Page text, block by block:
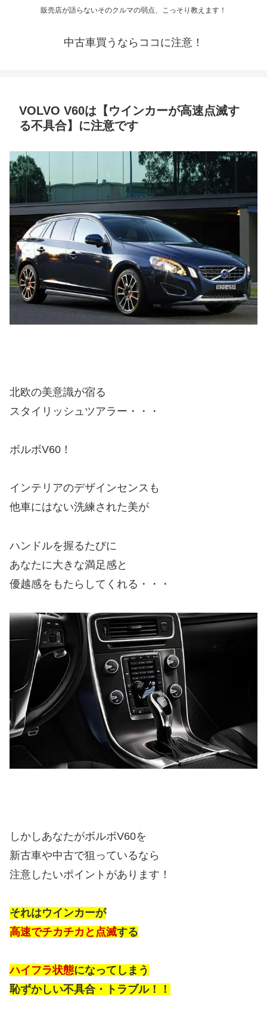
販売店が語らないそのクルマの弱点、こっそり教えます！
中古車買うならココに注意！
VOLVO V60は【ウインカーが高速点滅す
る不具合】に注意です
北欧の美意識が宿る
スタイリッシュツアラー・・・
ボルボV60！
インテリアのデザインセンスも
他車にはない洗練された美が
ハンドルを握るたびに
あなたに大きな満足感と
優越感をもたらしてくれる・・・
しかしあなたがボルボV60を
新古車や中古で狙っているなら
注意したいポイントがあります！
それはウインカーが
高速でチカチカと点滅する
ハイフラ状態になってしまう
恥ずかしい不具合・トラブル！！